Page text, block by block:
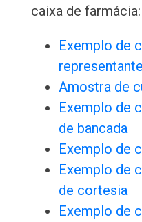
caixa de farmácia:
Exemplo de
Amostra de
Exemplo de
de bancada
Exemplo de
Exemplo de
de cortesia
Exemplo de